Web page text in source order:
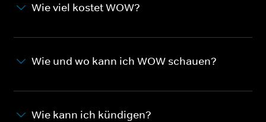
Wie viel kostet WOW?
Wie und wo kann ich WOW schauen?
Wie kann ich kündigen?